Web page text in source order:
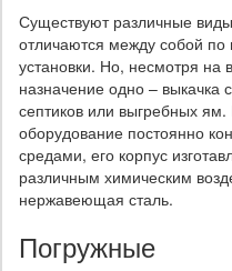
Существуют различные
отличаются между собой по
установки. Но, несмотря на
назначение одно – выкачка
септиков или выгребных
оборудование постоянно
средами, его корпус
различным химическим
нержавеющая сталь.
Погружные